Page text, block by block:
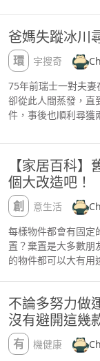
可否幫威哥拍段短片
法，方便工作，我說
哥和他的黑色的士，
找要幫助的澳門人
作者所有 原文地址
門大會堂，有大型樹
鴿」今次造成的破壞
無能，不但低估了「
近地方慢幾廿拍； 2
內的車輛，尤其是低
保險或全保，否則
門的確會有人發災難
自來水及飯盒，如水
錢？想下就好，根本
一定要做好防風措
交通警、治安警察、
修員和電力公司維修
比任何人付出的都要
予支持和鼓勵。 以
有。
屋屋頂也被吹到，跌
街街外的汽車和電單
駛。 壯大的樹木也
再加上部分居民停電
殺到澳門，但澳門氣
局局長不要以為每次
承擔責任，吸取失敗
麼地方加以改進，
爸媽失蹤冰川
環宇搜奇
75年前瑞士一對夫
卻從此人間蒸發，直
件，事後也順利尋獲
年，遺體終於在冰
Business Times
Dumoulin）是一名
是一位老師，他們育
蹤，直到75年後遺體
著二戰時期的衣服，
小女兒烏德里（
但她強調「我們一生
母舉行一場喪禮。
【家居百科
個大改造吧！
創意生活
每樣物件都會有固定
置？棄置是大多數朋
的物件都可以大有用
了，亂七八糟的遙控
得大的話，還可以專
邊形，在內部塞入同
好，根據自己的喜好
不論多努力做
沒有避開這幾
有機健康